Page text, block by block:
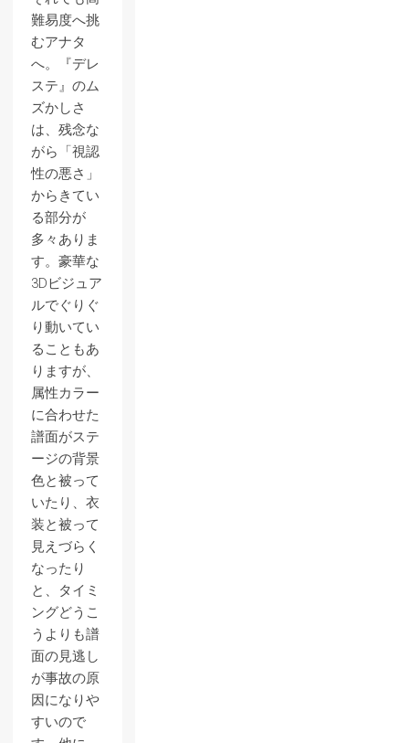
難易度へ挑
むアナタ
へ。『デレ
ステ』のム
ズかしさ
は、残念な
がら「視認
性の悪さ」
からきてい
る部分が
多々ありま
す。豪華な
3Dビジュア
ルでぐりぐ
り動いてい
ることもあ
りますが、
属性カラー
に合わせた
譜面がステ
ージの背景
色と被って
いたり、衣
装と被って
見えづらく
なったり
と、タイミ
ングどうこ
うよりも譜
面の見逃し
が事故の原
因になりや
すいので